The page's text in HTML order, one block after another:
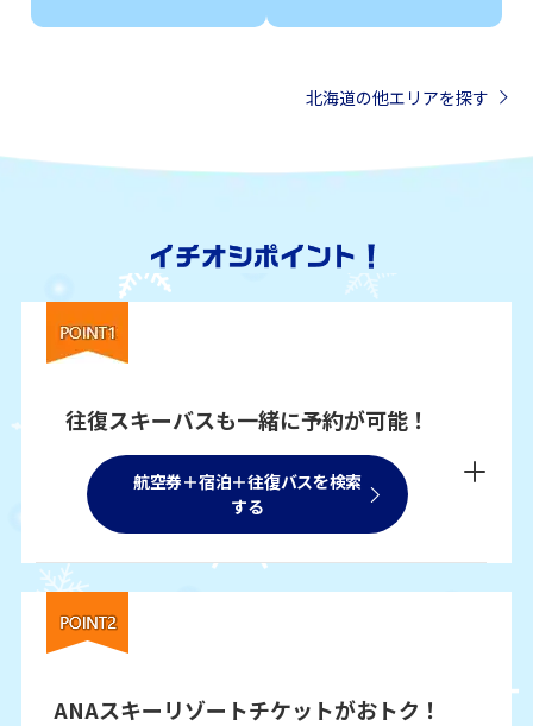
北海道の他エリアを探す
往復スキーバスも一緒に予約が可能！
航空券＋宿泊＋往復バスを検索
する
ANAスキーリゾートチケットがおトク！